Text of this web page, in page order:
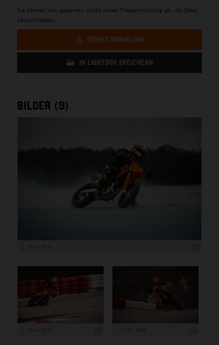
Sie können den gesamten Inhalt dieser Pressemitteilung als .zip-Datei
herunterladen:
DIREKT-DOWNLOAD
IN LIGHTBOX SPEICHERN
BILDER (9)